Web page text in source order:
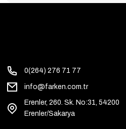
0(264) 276 71 77
info@farken.com.tr
Erenler, 260. Sk. No:31, 54200
Erenler/Sakarya